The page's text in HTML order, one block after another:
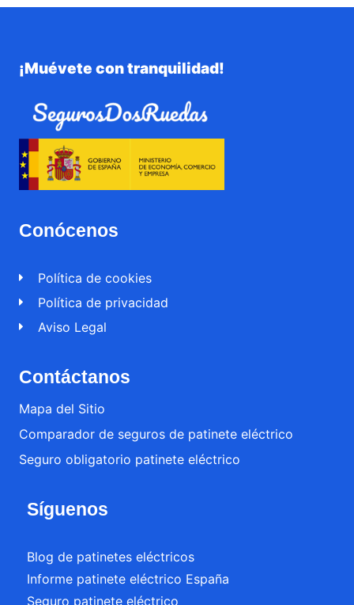
¡Muévete con tranquilidad!
Conócenos
Política de cookies
Política de privacidad
Aviso Legal
Contáctanos
Mapa del Sitio
Comparador de seguros de patinete eléctrico
Seguro obligatorio patinete eléctrico
Síguenos
Blog de patinetes eléctricos
Informe patinete eléctrico España
Seguro patinete eléctrico